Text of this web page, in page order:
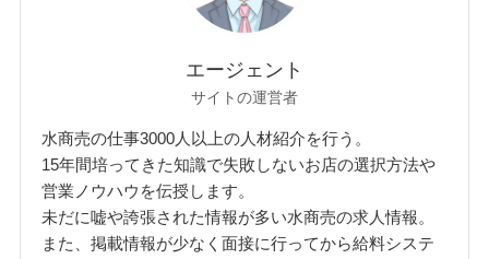
エージェント
サイトの運営者
水商売の仕事3000人以上の人材紹介を行う。
15年間培ってきた知識で失敗しないお店の選択方法や
営業ノウハウを伝授します。
未だに嘘や誇張された情報が多い水商売の求人情報。
また、掲載情報が少なく面接に行ってから給料システ